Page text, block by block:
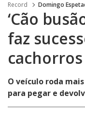
Record Domingo
‘Cão
faz
O veículo roda
para pegar e